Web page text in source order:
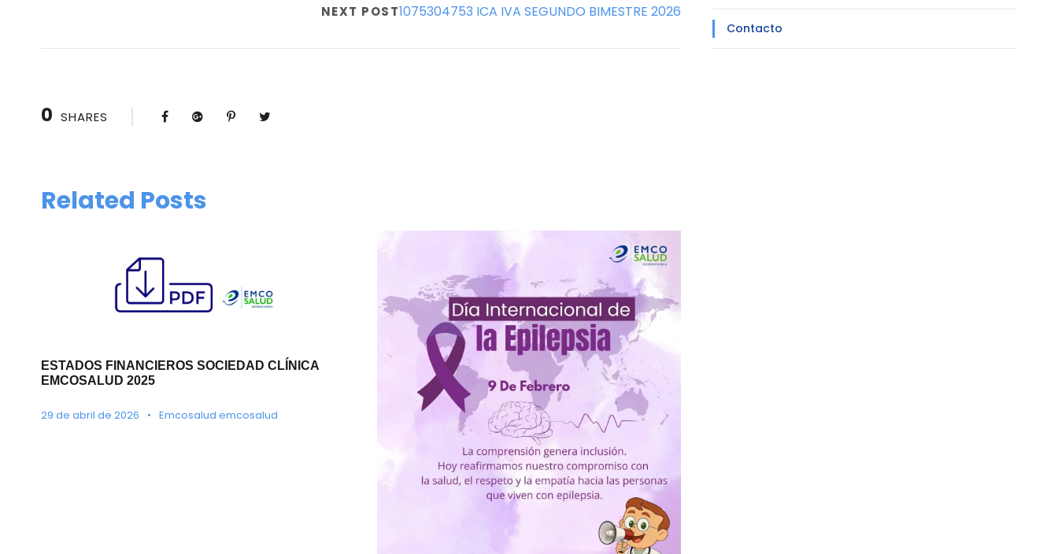
NEXT POST1075304753 ICA IVA SEGUNDO BIMESTRE 2026
0 SHARES
Related Posts
ESTADOS FINANCIEROS SOCIEDAD CLÍNICA
EMCOSALUD 2025
29 de abril de 2026 • Emcosalud emcosalud
Contacto